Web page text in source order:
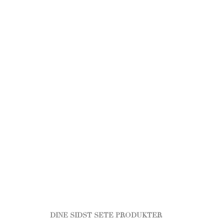
DINE SIDST SETE PRODUKTER